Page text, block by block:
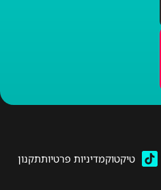
טיקטוקמדיניות פרטיותתקנון